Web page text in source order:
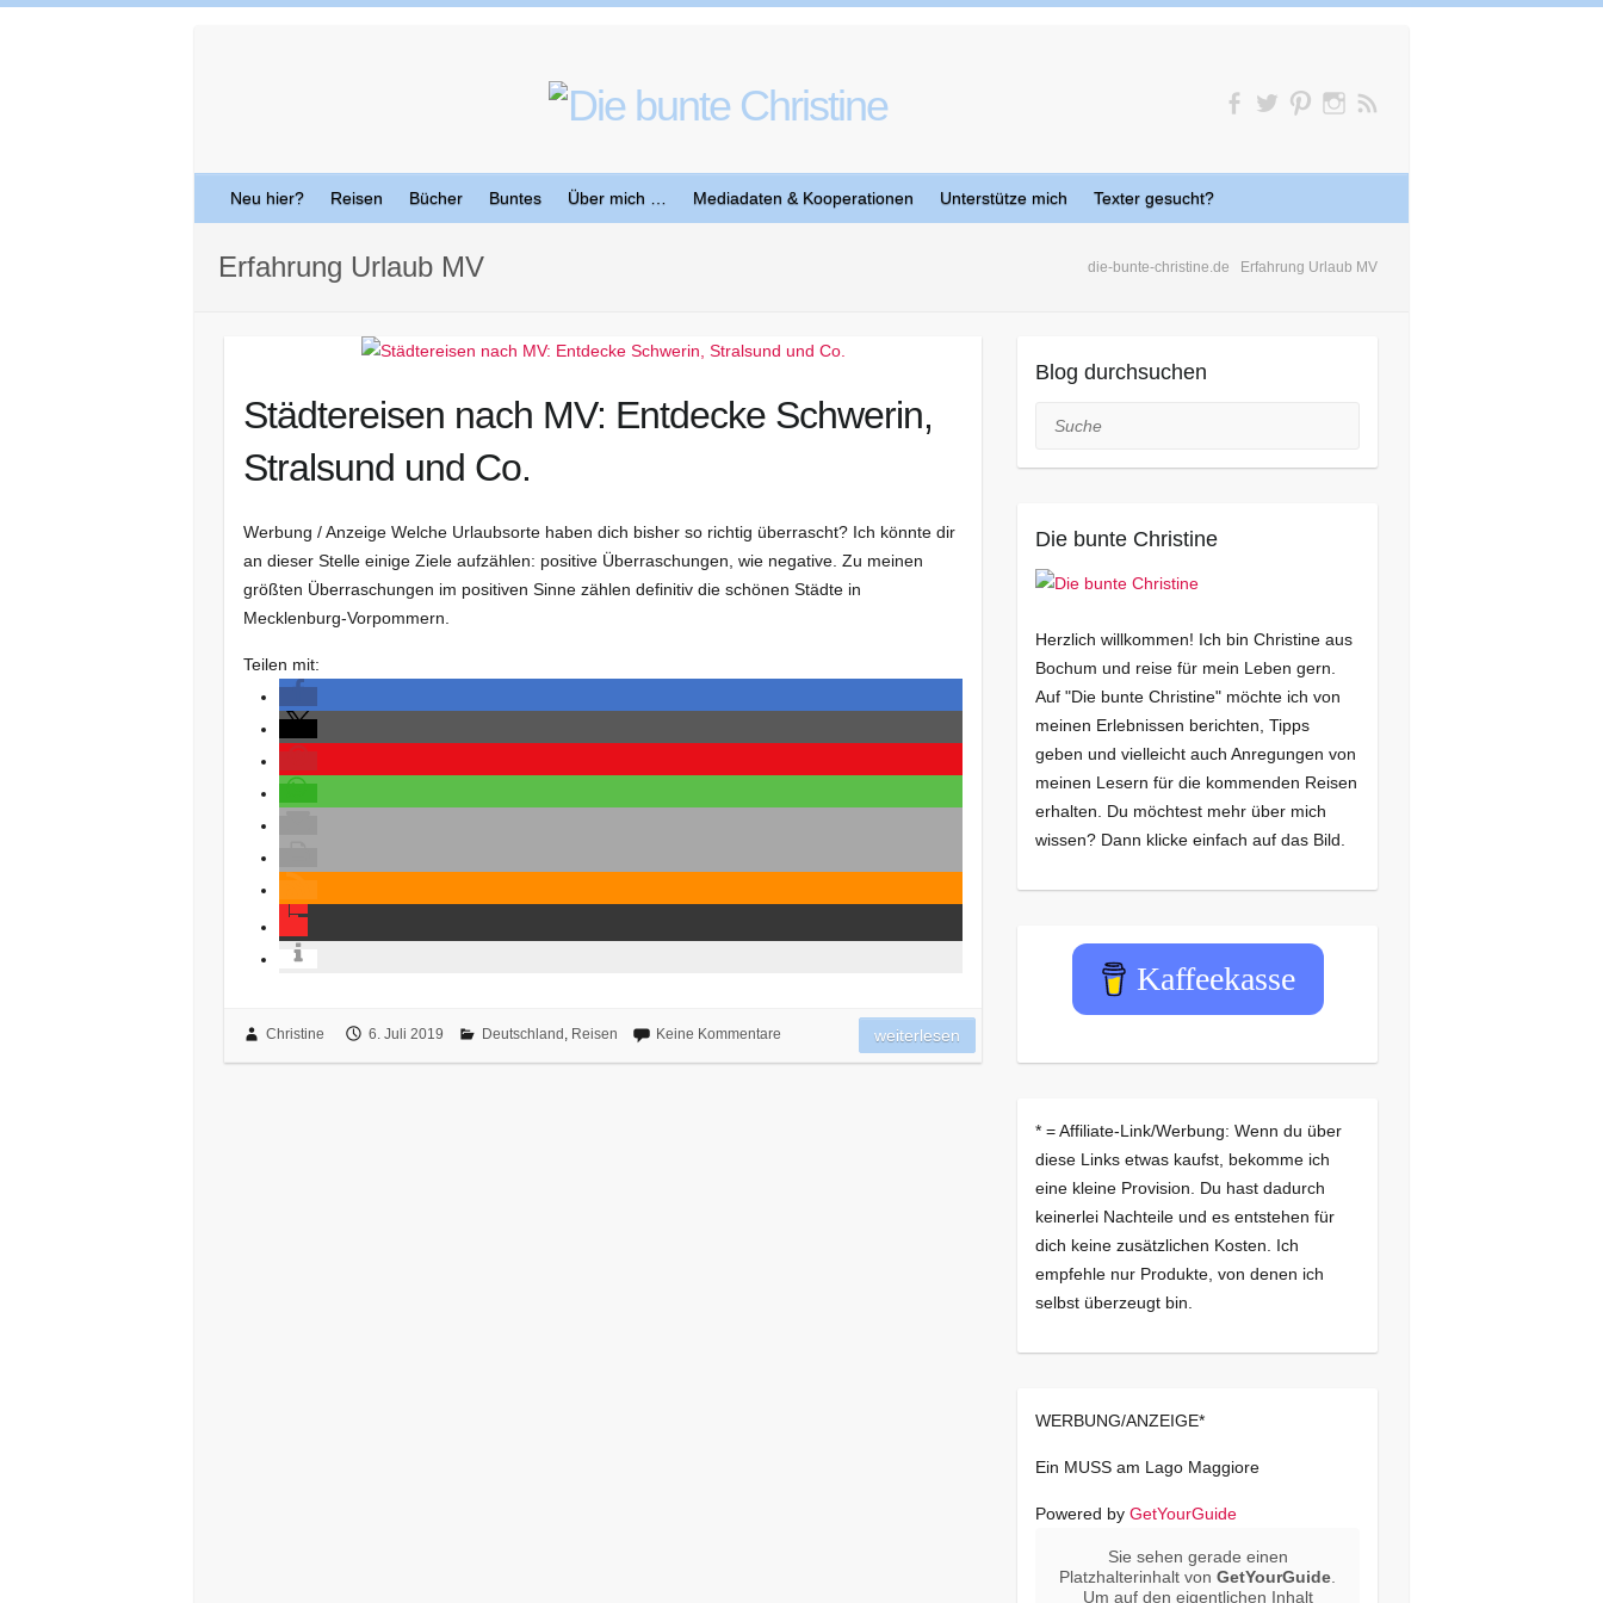
Neu hier? Reisen Bücher Buntes Über mich … Mediadaten & Kooperationen Unterstütze mich Texter gesucht?
die-bunte-christine.de Erfahrung Urlaub MV
Erfahrung Urlaub MV
Städtereisen nach MV: Entdecke Schwerin,
Stralsund und Co.
Werbung / Anzeige Welche Urlaubsorte haben dich bisher so richtig überrascht? Ich könnte dir
an dieser Stelle einige Ziele aufzählen: positive Überraschungen, wie negative. Zu meinen
größten Überraschungen im positiven Sinne zählen definitiv die schönen Städte in
Mecklenburg-Vorpommern.
Teilen mit:
Christine 6. Juli 2019 Deutschland , Reisen Keine Kommentare weiterlesen
Blog durchsuchen
Suche
Die bunte Christine
Herzlich willkommen! Ich bin Christine aus
Bochum und reise für mein Leben gern.
Auf "Die bunte Christine" möchte ich von
meinen Erlebnissen berichten, Tipps
geben und vielleicht auch Anregungen von
meinen Lesern für die kommenden Reisen
erhalten. Du möchtest mehr über mich
wissen? Dann klicke einfach auf das Bild.
Kaffeekasse
* = Affiliate-Link/Werbung: Wenn du über
diese Links etwas kaufst, bekomme ich
eine kleine Provision. Du hast dadurch
keinerlei Nachteile und es entstehen für
dich keine zusätzlichen Kosten. Ich
empfehle nur Produkte, von denen ich
selbst überzeugt bin.
WERBUNG/ANZEIGE*
Ein MUSS am Lago Maggiore
Powered by GetYourGuide
Sie sehen gerade einen
Platzhalterinhalt vonGetYourGuide
Um auf den eigentlichen Inhalt